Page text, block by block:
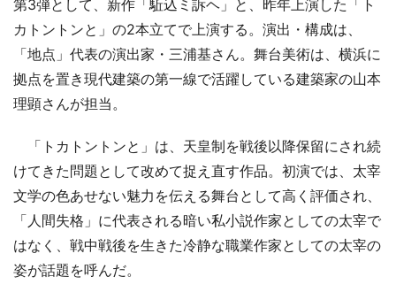
第3弾として、新作「駈込ミ訴ヘ」と、昨年上演した「ト
カトントンと」の2本立てで上演する。演出・構成は、
「地点」代表の演出家・三浦基さん。舞台美術は、横浜に
拠点を置き現代建築の第一線で活躍している建築家の山本
理顕さんが担当。
「トカトントンと」は、天皇制を戦後以降保留にされ続
けてきた問題として改めて捉え直す作品。初演では、太宰
文学の色あせない魅力を伝える舞台として高く評価され、
「人間失格」に代表される暗い私小説作家としての太宰で
はなく、戦中戦後を生きた冷静な職業作家としての太宰の
姿が話題を呼んだ。